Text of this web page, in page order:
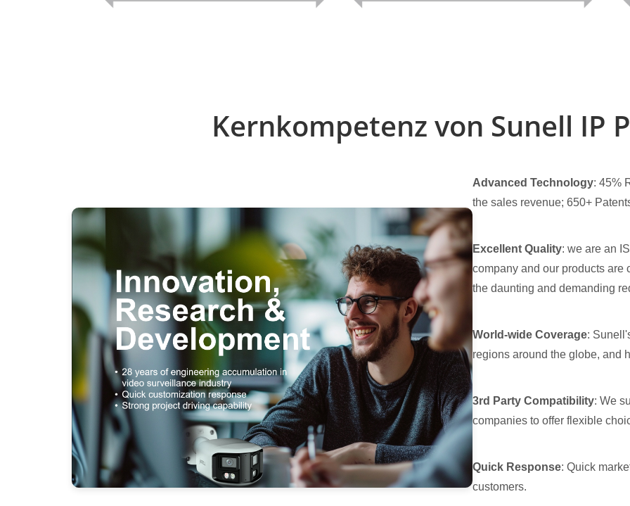
Kernkompetenz von Sunell IP
Advanced Technology: 45%
the sales revenue; 650+
Excellent Quality: we are an
company and our products are
the daunting and demanding
World-wide Coverage:
regions around the globe, and
3rd Party Compatibility: We
companies to offer flexible
Quick Response: Quick
customers.